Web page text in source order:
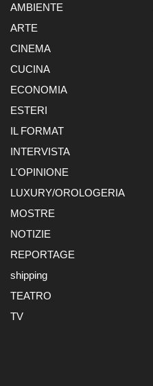
AMBIENTE
ARTE
CINEMA
CUCINA
ECONOMIA
ESTERI
IL FORMAT
INTERVISTA
L'OPINIONE
LUXURY/OROLOGERIA
MOSTRE
NOTIZIE
REPORTAGE
shipping
TEATRO
TV